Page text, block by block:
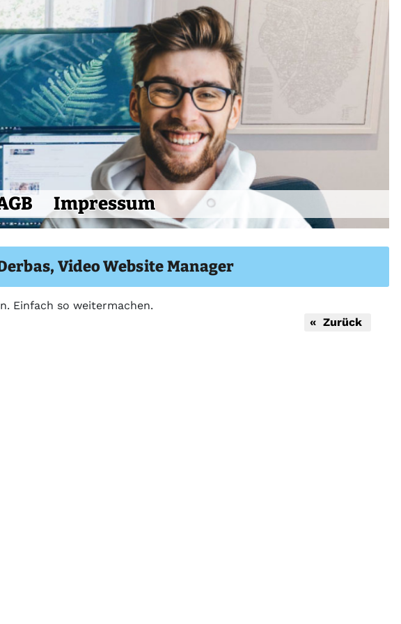
Impressum
Video Website Manager
Einfach so weitermachen.
« Zurück